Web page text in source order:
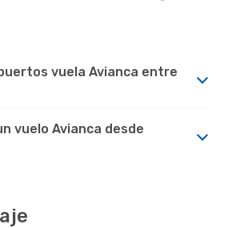
vuela Avianca entre
vuelo Avianca desde